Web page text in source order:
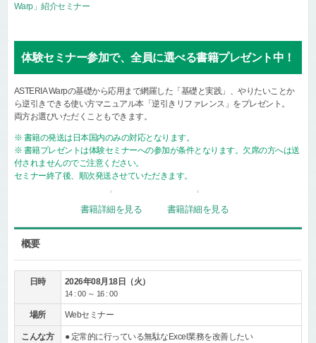
Warp」紹介セミナー
体験セミナー参加で、全員に選べる書籍プレゼント中！
ASTERIA Warpの基礎から応用まで網羅した「基礎と実践」、やりたいことか
ら逆引きできる使い方マニュアル本「逆引きリファレンス」をプレゼント。
両方お選びいただくこともできます。
※ 書籍の発送は日本国内のみの対応となります。
※ 書籍プレゼントは体験セミナーへの参加が条件となります。欠席の方へは送
付されませんのでご注意ください。
セミナー終了後、順次発送させていただきます。
書籍詳細を見る 書籍詳細を見る
概要
日時 2026年08月18日（火）
14 : 00 ～ 16 : 00
場所 Webセミナー
こんな方
● 定常的に行っている無駄なExcel業務を改善したい